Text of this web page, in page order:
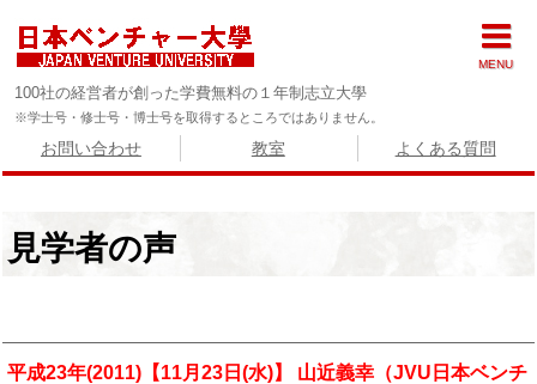
100社の経営者が創った学費無料の１年制志立大學
※学士号・修士号・博士号を取得するところではありません。
お問い合わせ 教室 よくある質問
見学者の声
平成23年(2011)【11月23日(水)】 山近義幸（JVU日本ベンチ
MENU